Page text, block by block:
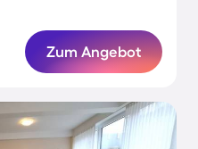
Zum Angebot